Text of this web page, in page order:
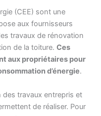
(CEE) sont une
aux fournisseurs
travaux de rénovation
de la toiture. Ces
aux propriétaires pour
d’énergie.
travaux entrepris et
de réaliser. Pour